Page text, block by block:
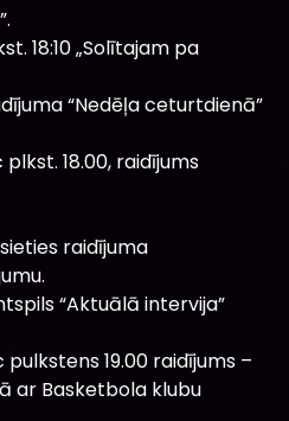
18:10 „Solītajam pa
“Nedēļa ceturtdienā”
18.00, raidījums
raidījuma
“Aktuālā intervija”
19.00 raidījums –
ar Basketbola klubu